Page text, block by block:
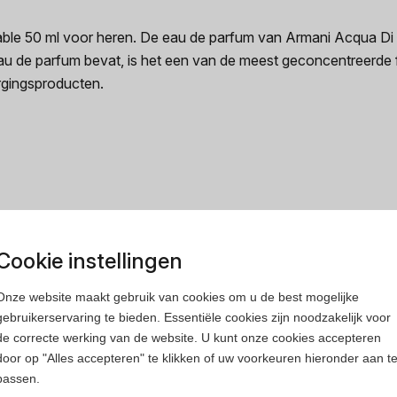
50 ml voor heren. De eau de parfum van Armani Acqua
de parfum bevat, is het een van de meest
instellingen
website maakt gebruik van cookies om u de best mogelijke
te bieden. Essentiële cookies zijn noodzakelijk voor
correcte werking van de website. U kunt onze cookies accepteren
op "Alles accepteren" te klikken of uw voorkeuren hieronder aan te